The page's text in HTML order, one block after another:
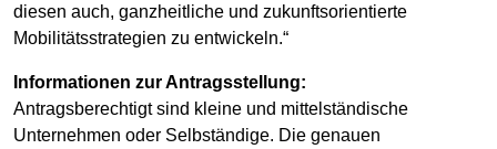
diesen auch, ganzheitliche und zukunftsorientierte
Mobilitätsstrategien zu entwickeln.“
Informationen zur Antragsstellung:
Antragsberechtigt sind kleine und mittelständische
Unternehmen oder Selbständige. Die genauen